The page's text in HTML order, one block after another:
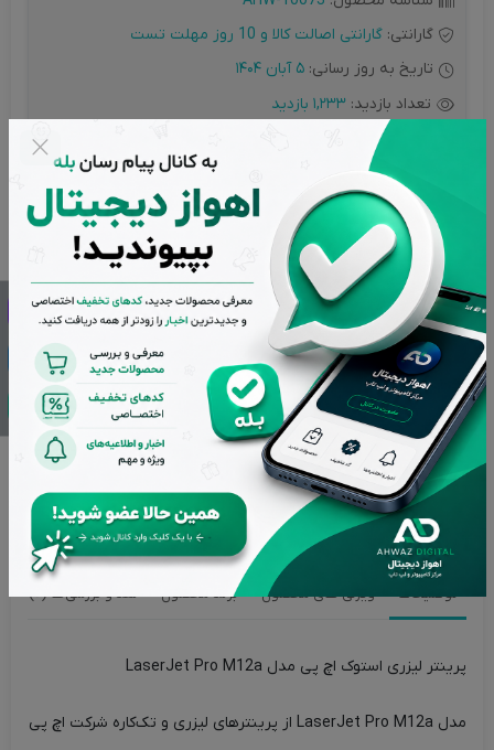
گارانتی: گارانتی اصالت کالا و 10 روز مهلت تست
تاریخ به روز رسانی: 5 آبان 1404
تعداد بازدید: 1,233 بازدید
ناموجود
مهم و قابل توجه
تمامی کالاهای فروشگاه اهواز دیجیتال دارای گارانتی اصالت و
سلامت فیزیکی می باشند و کلیه کالاهای استوک دارای ده روز مهلت
تست هستند.
تضمین بهترین قیمت بازار
پشتیبانی از ساعت 9 تا 20 بجز ایام تعطیل
بازگشت وجه در صورت عدم رضایت
اصالت کالاها از برترین برندها
تحویل سریع در کمترین زمان ممکن
توضیحات ویژگی های محصول برند محصول نقد و بررسی‌ها (0)
پرینتر لیزری استوک اچ پی مدل LaserJet Pro M12a
مدل LaserJet Pro M12a از پرینترهای لیزری و تک‌کاره شرکت اچ پی